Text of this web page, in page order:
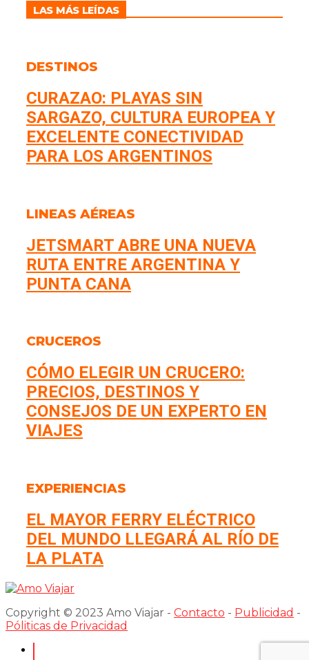
LAS MÁS LEÍDAS
DESTINOS
CURAZAO: PLAYAS SIN
SARGAZO, CULTURA EUROPEA Y
EXCELENTE CONECTIVIDAD
PARA LOS ARGENTINOS
LINEAS AÉREAS
JETSMART ABRE UNA NUEVA
RUTA ENTRE ARGENTINA Y
PUNTA CANA
CRUCEROS
CÓMO ELEGIR UN CRUCERO:
PRECIOS, DESTINOS Y
CONSEJOS DE UN EXPERTO EN
VIAJES
EXPERIENCIAS
EL MAYOR FERRY ELÉCTRICO
DEL MUNDO LLEGARÁ AL RÍO DE
LA PLATA
Copyright © 2023 Amo Viajar - Contacto - Publicidad -
Póliticas de Privacidad